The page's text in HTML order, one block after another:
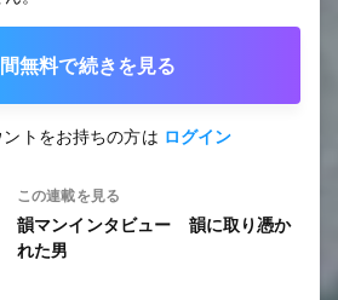
無料で続きを見る
トをお持ちの方は ログイン
この連載を見る
韻マンインタビュー 韻に取り憑か
れた男